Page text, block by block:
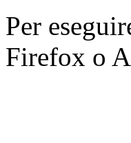
Per
Firefox o